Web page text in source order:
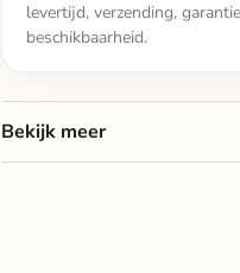
levertijd, verzending,
beschikbaarheid.
Bekijk meer